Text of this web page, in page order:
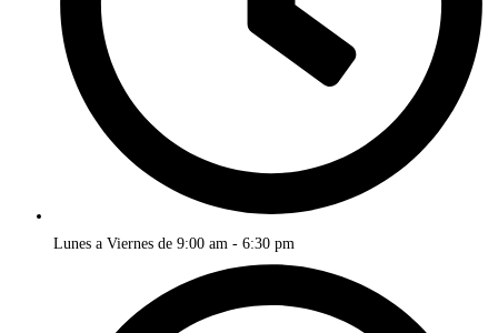
Lunes a Viernes de 9:00 am - 6:30 pm